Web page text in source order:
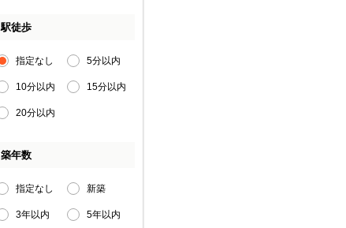
駅徒歩
指定なし 5分以内
10分以内 15分以内
20分以内
築年数
指定なし 新築
3年以内 5年以内